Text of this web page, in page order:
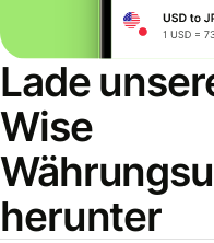
Lade
Wise
herunter